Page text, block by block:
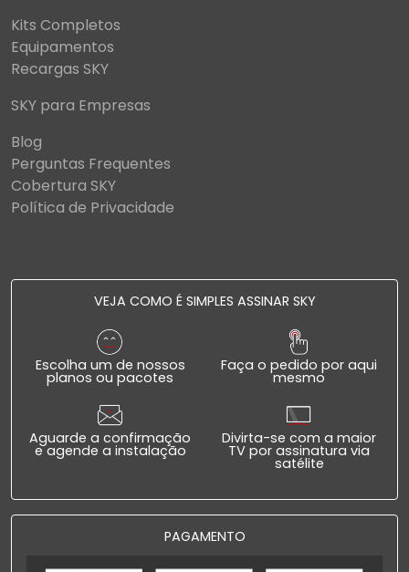
Kits Completos
Equipamentos
Recargas SKY
SKY para Empresas
Blog
Perguntas Frequentes
Cobertura SKY
Política de Privacidade
VEJA COMO É SIMPLES ASSINAR SKY
Escolha um de nossos
planos ou pacotes
Faça o pedido por aqui
mesmo
Aguarde a confirmação
e agende a instalação
Divirta-se com a maior
TV por assinatura via
satélite
PAGAMENTO